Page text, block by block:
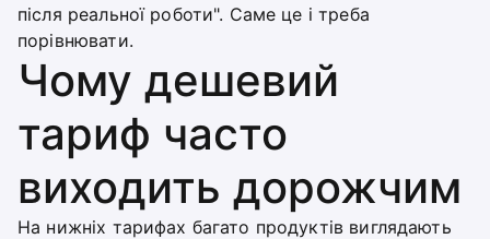
після реальної роботи". Саме це і треба
порівнювати.
Чому дешевий
тариф часто
виходить дорожчим
На нижніх тарифах багато продуктів виглядають